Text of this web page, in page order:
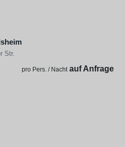
Str.
pro Pers. / Nacht auf Anfrage